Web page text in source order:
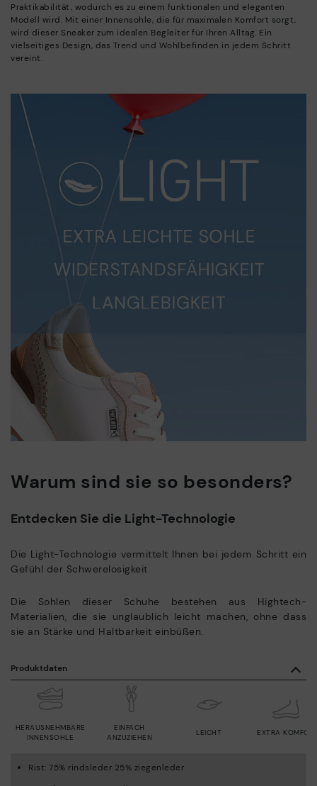
Praktikabilität, wodurch es zu einem funktionalen und eleganten
Modell wird. Mit einer Innensohle, die für maximalen Komfort sorgt,
wird dieser Sneaker zum idealen Begleiter für Ihren Alltag. Ein
vielseitiges Design, das Trend und Wohlbefinden in jedem Schritt
vereint.
Warum sind sie so besonders?
Entdecken Sie die Light-Technologie
Die Light-Technologie vermittelt Ihnen bei jedem Schritt ein
Gefühl der Schwerelosigkeit.
Die Sohlen dieser Schuhe bestehen aus Hightech-
Materialien, die sie unglaublich leicht machen, ohne dass
sie an Stärke und Haltbarkeit einbüßen.
Produktdaten
LEICHT
HERAUSNEHMBARE
INNENSOHLE
EINFACH
ANZUZIEHEN
EXTRA
Rist: 75% rindsleder 25% ziegenleder